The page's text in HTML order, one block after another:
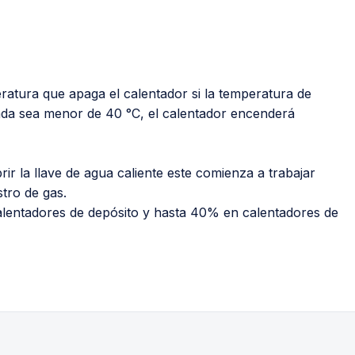
que apaga el calentador si la temperatura de
sea menor de 40 °C, el calentador encenderá
la llave de agua caliente este comienza a trabajar
de gas.
de depósito y hasta 40% en calentadores de